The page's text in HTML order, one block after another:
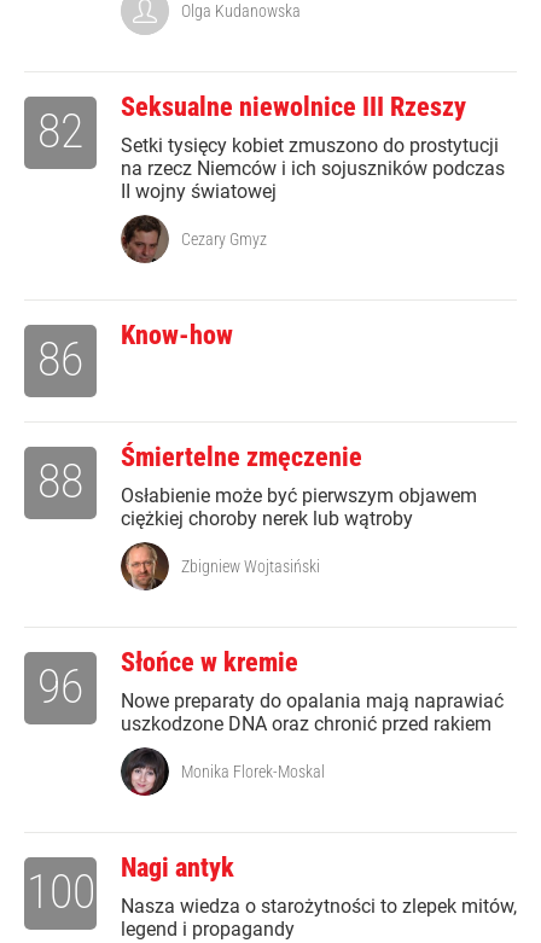
Olga Kudanowska
Seksualne niewolnice III Rzeszy
Setki tysięcy kobiet zmuszono do prostytucji
na rzecz Niemców i ich sojuszników podczas
II wojny światowej
82
Cezary Gmyz
Know-how
86
Śmiertelne zmęczenie
Osłabienie może być pierwszym objawem
ciężkiej choroby nerek lub wątroby
88
Zbigniew Wojtasiński
Słońce w kremie
Nowe preparaty do opalania mają naprawiać
uszkodzone DNA oraz chronić przed rakiem
96
Monika Florek-Moskal
Nagi antyk
Nasza wiedza o starożytności to zlepek mitów,
legend i propagandy
100